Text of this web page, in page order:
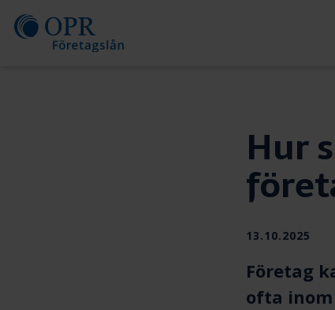
Skip
Hur
Publiceras
13.10.2025
Företag
ofta inom